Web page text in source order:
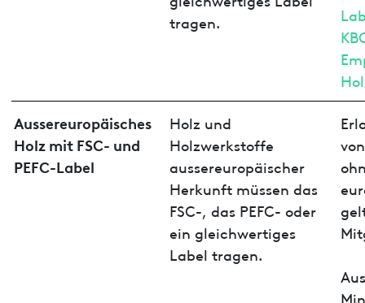
tragen.
Aussereuropäisches
Holz mit FSC- und
PEFC-Label
Holz und
Holzwerkstoffe
aussereuropäischer
Herkunft müssen das
FSC-, das PEFC- oder
ein gleichwertiges
Label tragen.